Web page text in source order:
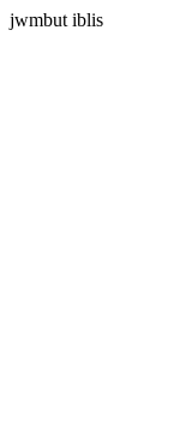
jwmbut iblis